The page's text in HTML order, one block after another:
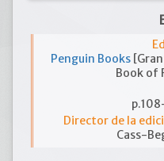
Penguin Books
Book of
Director de la
Cass-